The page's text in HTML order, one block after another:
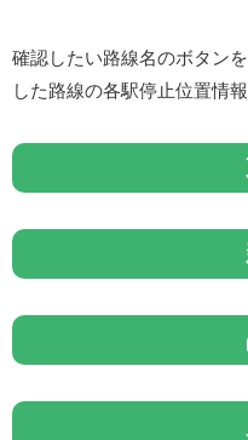
確認したい路線名のボタン
した路線の各駅停止位置情